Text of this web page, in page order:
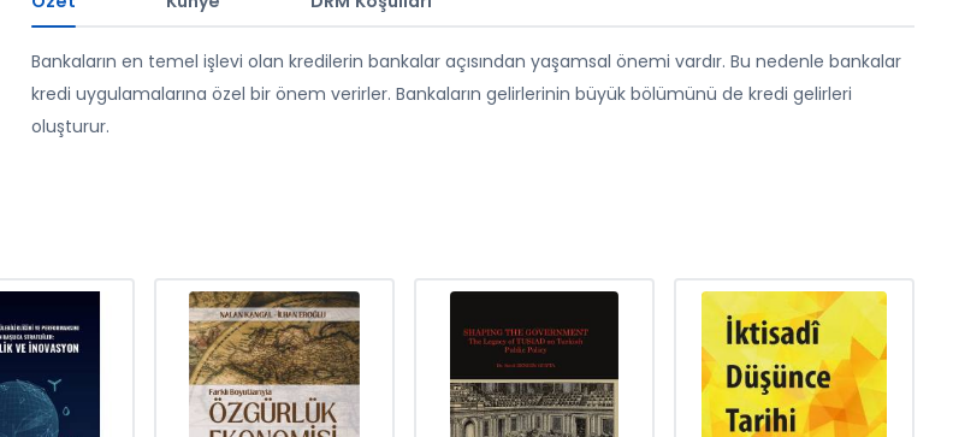
Bankaların en temel işlevi olan kredilerin bankalar açısından yaşamsal önemi vardır. Bu nedenle bankalar
kredi uygulamalarına özel bir önem verirler. Bankaların gelirlerinin büyük bölümünü de kredi gelirleri
oluşturur.